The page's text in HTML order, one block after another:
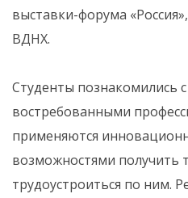
выставки-форума
ВДНХ.
Студенты познакомились
востребованными
применяются
возможностями получить
трудоустроиться по ним.